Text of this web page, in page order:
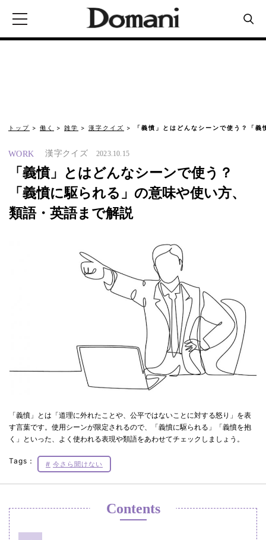
トップ 働く 雑学 漢字クイズ 「義憤」とはどんなシーンで使う？「
WORK 漢字クイズ 2023.10.15
「義憤」とはどんなシーンで使う？
「義憤に駆られる」の意味や使い方、
類語・英語まで解説
「義憤」とは「道理に外れたことや、公平ではないことに対する怒り」を表
す言葉です。使用シーンが限定されるので、「義憤に駆られる」「義憤を抱
く」といった、よく使われる表現や類語をあわせてチェックしましょう。
Tags： 今さら聞けない
Contents